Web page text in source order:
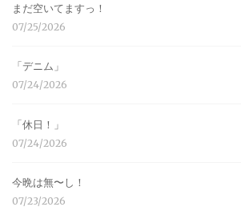
まだ空いてますっ！
07/25/2026
「デニム」
07/24/2026
「休日！」
07/24/2026
今晩は無〜し！
07/23/2026